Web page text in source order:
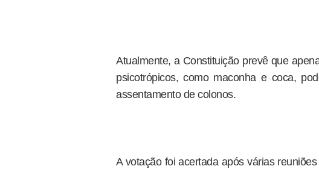
Atualmente, a Constituição prevê que
psicotrópicos, como maconha e coca,
assentamento de colonos.
A votação foi acertada após várias